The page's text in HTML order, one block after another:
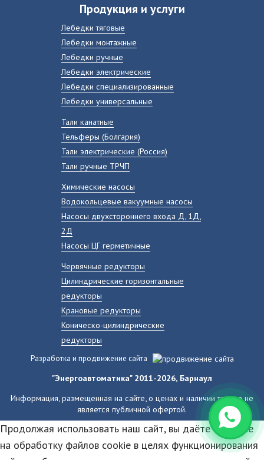
Продукция и услуги
Лебедки тяговые
Лебедки монтажные
Лебедки ручные
Лебедки электрические
Лебедки специализированные
Лебедки универсальные
Тали канатные
Тельферы (Болгария)
Тали электрические (Россия)
Тали ручные ТРЧП
Химические насосы
Водокольцевые вакуумные насосы
Насосы двухстороннего входа Д, 1Д,
2Д
Насосы ЦГ герметичные
Червячные редукторы
Цилиндрические горизонтальные
редукторы
Крановые редукторы
Коническо-цилиндрические
редукторы
Разработка и продвижение сайта
"Энергоавтоматика" 2011-2026, Барнаул
Информация, размещенная на сайте, о ценах и наличии товара не
является публичной офертой.
Продолжая использовать наш сайт, вы даёте согласие
на обработку файлов cookie в целях функционирования